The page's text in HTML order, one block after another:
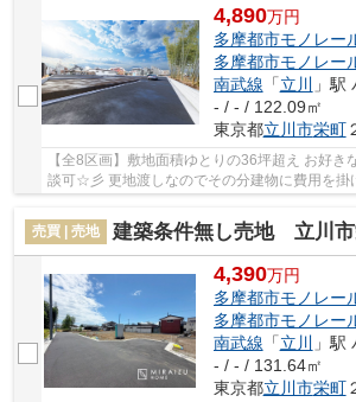
4,890万円
多摩都市モノレー
多摩都市モノレー
南武線 「立川
」駅 バス
- / - / 122.09㎡
東京都立川市栄町
【全8区画】敷地面積ゆとりの36坪超え お好き
談可☆彡 更地渡しなのでその分建物に費用を掛
売買 | 売地
建築条件無し売地 立川市栄町
4,390万円
多摩都市モノレー
多摩都市モノレー
南武線 「立川
」駅 バス
- / - / 131.64㎡
東京都立川市栄町